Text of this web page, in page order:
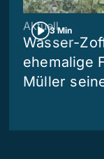
3 Min
Aktuell
Wasser-
ehemalige
Müller